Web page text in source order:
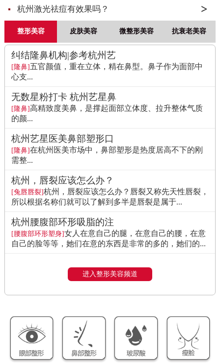
杭州激光祛痘有效果吗？
整形美容 皮肤美容 微整形美容 抗衰老美容
纠结隆鼻机构|参考杭州艺
[隆鼻]五官颜值，重在立体，精在鼻型。鼻子作为面部中
心支...
无数星粉打卡 杭州艺星鼻
[隆鼻]高精致度美鼻，是撑起面部立体度、拉升整体气质
的颜...
杭州艺星医美鼻部塑形口
[隆鼻]在杭州医美市场中，鼻部塑形是热度居高不下的刚
需整...
杭州，唇裂应该怎么办？
[兔唇唇裂]杭州，唇裂应该怎么办？唇裂又称先天性唇裂，
所以根据名称们就可以了解到多半是唇裂是属于...
杭州腰腹部环形吸脂的注
[腰腹部环形塑身]女人在意自己的腿，在意自己的腰，在意
自己的脸等等，她们在意的东西是非常的多的，她们的...
进入整形美容频道